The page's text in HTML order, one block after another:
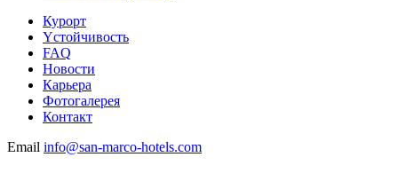
Курорт
Yстойчивость
FAQ
Новости
Карьера
Фотогалерея
Контакт
Email info@san-marco-hotels.com